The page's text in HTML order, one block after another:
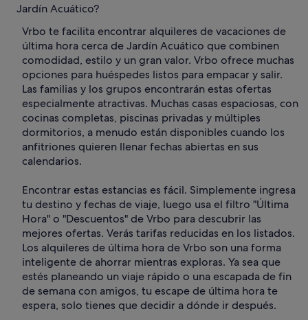
Jardín Acuático?
Vrbo te facilita encontrar alquileres de vacaciones de
última hora cerca de Jardín Acuático que combinen
comodidad, estilo y un gran valor. Vrbo ofrece muchas
opciones para huéspedes listos para empacar y salir.
Las familias y los grupos encontrarán estas ofertas
especialmente atractivas. Muchas casas espaciosas, con
cocinas completas, piscinas privadas y múltiples
dormitorios, a menudo están disponibles cuando los
anfitriones quieren llenar fechas abiertas en sus
calendarios.
Encontrar estas estancias es fácil. Simplemente ingresa
tu destino y fechas de viaje, luego usa el filtro "Última
Hora" o "Descuentos" de Vrbo para descubrir las
mejores ofertas. Verás tarifas reducidas en los listados.
Los alquileres de última hora de Vrbo son una forma
inteligente de ahorrar mientras exploras. Ya sea que
estés planeando un viaje rápido o una escapada de fin
de semana con amigos, tu escape de última hora te
espera, solo tienes que decidir a dónde ir después.